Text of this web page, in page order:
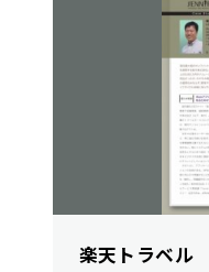
楽天トラベル